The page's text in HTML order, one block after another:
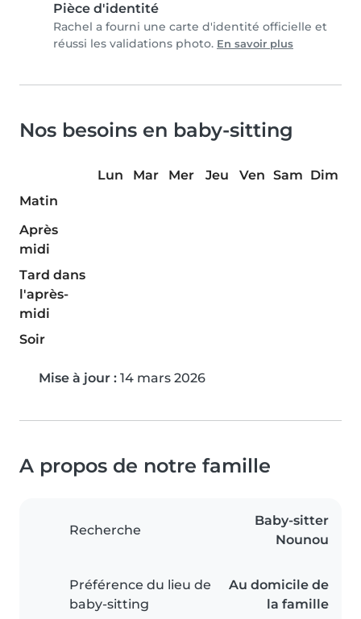
Pièce d'identité
Rachel a fourni une carte d'identité officielle et
réussi les validations photo. En savoir plus
Nos besoins en baby-sitting
Lun Mar Mer Jeu Ven Sam Dim
Matin
Après
midi
Tard dans
l'après-
midi
Soir
Mise à jour : 14 mars 2026
A propos de notre famille
Recherche
Baby-sitter
Nounou
Préférence du lieu de
baby-sitting
Au domicile de
la famille